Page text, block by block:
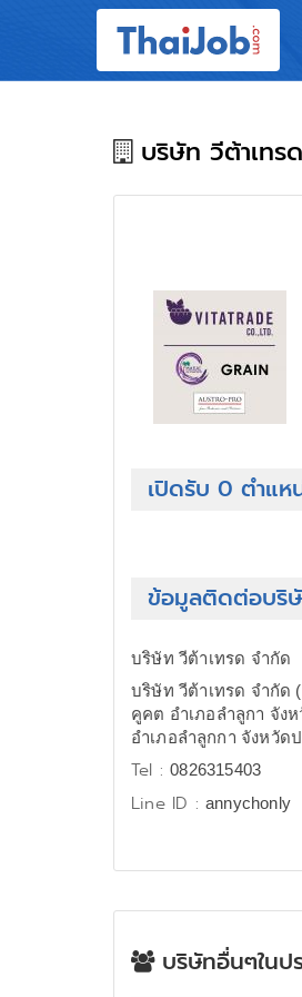
ผู้สมัครงาน: เข้าสู่ระบบ
บริษัท วีต้าเทร
เปิดรับ 0 ตำแห
ข้อมูลติดต่อบริ
บริษัท วีต้าเทรด จำกัด
บริษัท วีต้าเทรด จำกัด
คูคต อำเภอลำลูกา จัง
อำเภอลำลูกกา จังหวัด
Tel :0826315403
Line ID : annychonly
บริษัทอื่นๆในปร